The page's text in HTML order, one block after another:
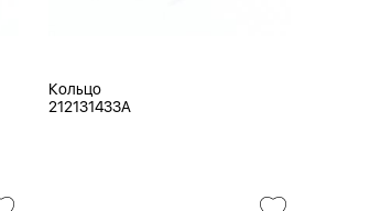
Кольцо
212131433A